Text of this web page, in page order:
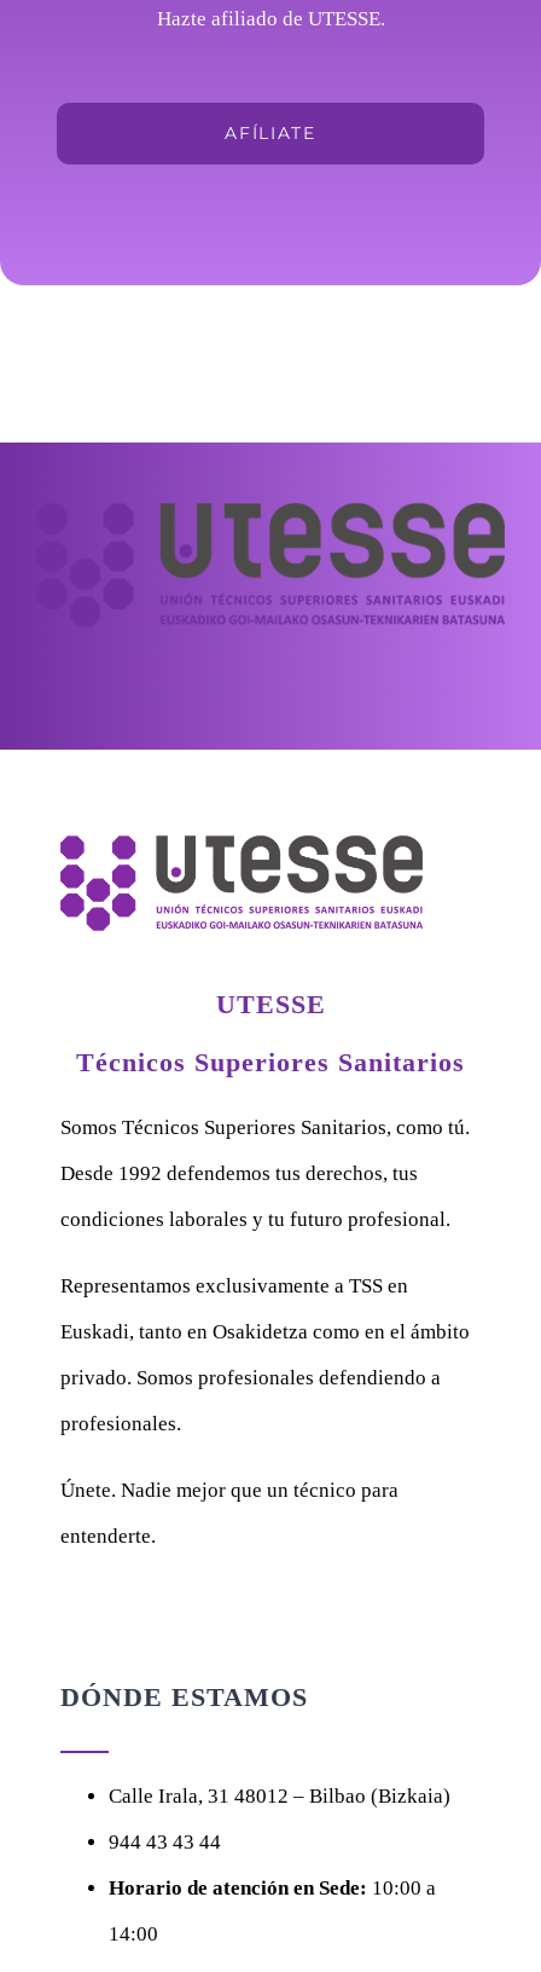
Hazte afiliado de UTESSE.
AFÍLIATE
UTESSE
Técnicos Superiores Sanitarios
Somos Técnicos Superiores Sanitarios, como tú.
Desde 1992 defendemos tus derechos, tus
condiciones laborales y tu futuro profesional.
Representamos exclusivamente a TSS en
Euskadi, tanto en Osakidetza como en el ámbito
privado. Somos profesionales defendiendo a
profesionales.
Únete. Nadie mejor que un técnico para
entenderte.
DÓNDE ESTAMOS
Calle Irala, 31 48012 – Bilbao (Bizkaia)
944 43 43 44
Horario de atención en Sede: 10:00 a
14:00